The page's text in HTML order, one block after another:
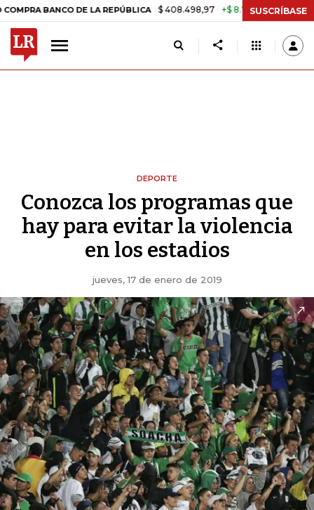
DE LA REPÚBLICA $ 408.498,97 +$ 8.753,81 +2,19% TASA
SUSCRÍBASE
DEPORTE
Conozca los programas que
hay para evitar la violencia
en los estadios
jueves, 17 de enero de 2019